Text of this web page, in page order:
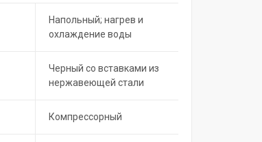
Напольный; нагрев и
охлаждение воды
Черный со вставками из
нержавеющей стали
Компрессорный